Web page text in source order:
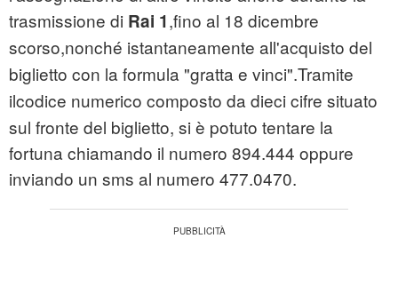
trasmissione di Rai 1,fino al 18 dicembre
scorso,nonché istantaneamente all'acquisto del
biglietto con la formula "gratta e vinci".Tramite
ilcodice numerico composto da dieci cifre situato
sul fronte del biglietto, si è potuto tentare la
fortuna chiamando il numero 894.444 oppure
inviando un sms al numero 477.0470.